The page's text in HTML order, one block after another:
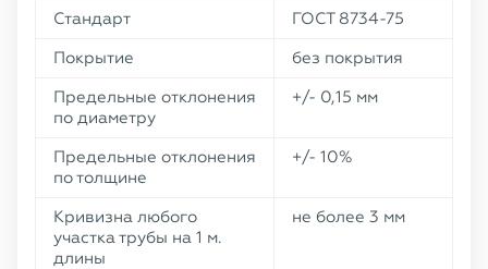
Стандарт
ГОСТ 8734-75
Покрытие
без покрытия
Предельные отклонения
по диаметру
+/- 0,15 мм
Предельные отклонения
по толщине
+/- 10%
Кривизна любого
участка трубы на 1 м.
длины
не более 3 мм